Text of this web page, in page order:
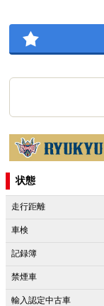
状態
走行距離
車検
記録簿
禁煙車
輸入認定中古車